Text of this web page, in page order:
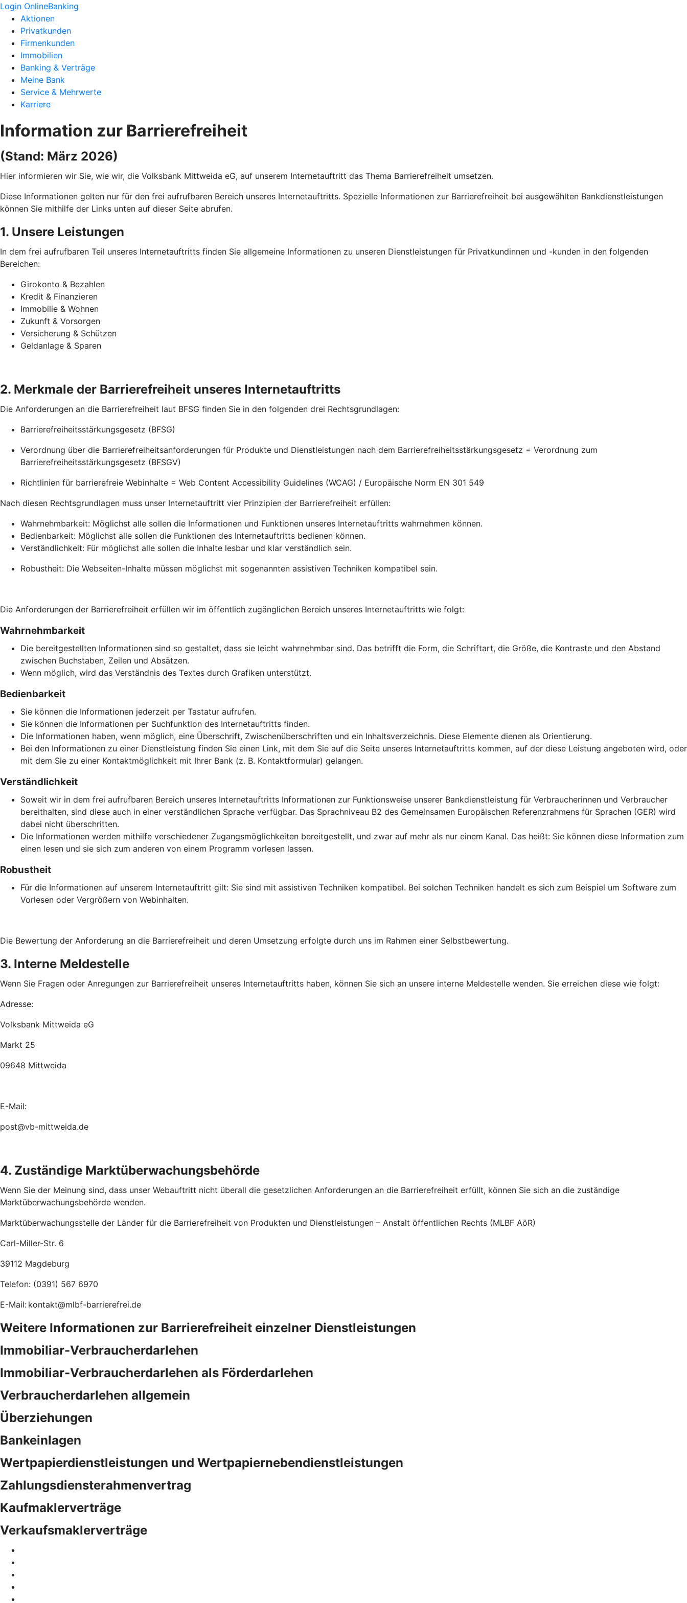
Login OnlineBanking
Aktionen
Privatkunden
Firmenkunden
Immobilien
Banking & Verträge
Meine Bank
Service & Mehrwerte
Karriere
Information zur Barrierefreiheit
(Stand: März 2026)
Hier informieren wir Sie, wie wir, die Volksbank Mittweida eG, auf unserem Internetauftritt das Thema Barrierefreiheit umsetzen.
Diese Informationen gelten nur für den frei aufrufbaren Bereich unseres Internetauftritts. Spezielle Informationen zur Barrierefreiheit bei ausgewählten Bankdienstleistungen
können Sie mithilfe der Links unten auf dieser Seite abrufen.
1. Unsere Leistungen
In dem frei aufrufbaren Teil unseres Internetauftritts finden Sie allgemeine Informationen zu unseren Dienstleistungen für Privatkundinnen und -kunden in den folgenden
Bereichen:
Girokonto & Bezahlen
Kredit & Finanzieren
Immobilie & Wohnen
Zukunft & Vorsorgen
Versicherung & Schützen
Geldanlage & Sparen
2. Merkmale der Barrierefreiheit unseres Internetauftritts
Die Anforderungen an die Barrierefreiheit laut BFSG finden Sie in den folgenden drei Rechtsgrundlagen:
Barrierefreiheitsstärkungsgesetz (BFSG)
Verordnung über die Barrierefreiheitsanforderungen für Produkte und Dienstleistungen nach dem Barrierefreiheitsstärkungsgesetz = Verordnung zum
Barrierefreiheitsstärkungsgesetz (BFSGV)
Richtlinien für barrierefreie Webinhalte = Web Content Accessibility Guidelines (WCAG) / Europäische Norm EN 301 549
Nach diesen Rechtsgrundlagen muss unser Internetauftritt vier Prinzipien der Barrierefreiheit erfüllen:
Wahrnehmbarkeit: Möglichst alle sollen die Informationen und Funktionen unseres Internetauftritts wahrnehmen können.
Bedienbarkeit: Möglichst alle sollen die Funktionen des Internetauftritts bedienen können.
Verständlichkeit: Für möglichst alle sollen die Inhalte lesbar und klar verständlich sein.
Robustheit: Die Webseiten-Inhalte müssen möglichst mit sogenannten assistiven Techniken kompatibel sein.
Die Anforderungen der Barrierefreiheit erfüllen wir im öffentlich zugänglichen Bereich unseres Internetauftritts wie folgt:
Wahrnehmbarkeit
Die bereitgestellten Informationen sind so gestaltet, dass sie leicht wahrnehmbar sind. Das betrifft die Form, die Schriftart, die Größe, die Kontraste und den Abstand
zwischen Buchstaben, Zeilen und Absätzen.
Wenn möglich, wird das Verständnis des Textes durch Grafiken unterstützt.
Bedienbarkeit
Sie können die Informationen jederzeit per Tastatur aufrufen.
Sie können die Informationen per Suchfunktion des Internetauftritts finden.
Die Informationen haben, wenn möglich, eine Überschrift, Zwischenüberschriften und ein Inhaltsverzeichnis. Diese Elemente dienen als Orientierung.
Bei den Informationen zu einer Dienstleistung finden Sie einen Link, mit dem Sie auf die Seite unseres Internetauftritts kommen, auf der diese Leistung angeboten wird, oder
mit dem Sie zu einer Kontaktmöglichkeit mit Ihrer Bank (z. B. Kontaktformular) gelangen.
Verständlichkeit
Soweit wir in dem frei aufrufbaren Bereich unseres Internetauftritts Informationen zur Funktionsweise unserer Bankdienstleistung für Verbraucherinnen und Verbraucher
bereithalten, sind diese auch in einer verständlichen Sprache verfügbar. Das Sprachniveau B2 des Gemeinsamen Europäischen Referenzrahmens für Sprachen (GER) wird
dabei nicht überschritten.
Die Informationen werden mithilfe verschiedener Zugangsmöglichkeiten bereitgestellt, und zwar auf mehr als nur einem Kanal. Das heißt: Sie können diese Information zum
einen lesen und sie sich zum anderen von einem Programm vorlesen lassen.
Robustheit
Für die Informationen auf unserem Internetauftritt gilt: Sie sind mit assistiven Techniken kompatibel. Bei solchen Techniken handelt es sich zum Beispiel um Software zum
Vorlesen oder Vergrößern von Webinhalten.
Die Bewertung der Anforderung an die Barrierefreiheit und deren Umsetzung erfolgte durch uns im Rahmen einer Selbstbewertung.
3. Interne Meldestelle
Wenn Sie Fragen oder Anregungen zur Barrierefreiheit unseres Internetauftritts haben, können Sie sich an unsere interne Meldestelle wenden. Sie erreichen diese wie folgt:
Adresse:
Volksbank Mittweida eG
Markt 25
09648 Mittweida
E-Mail:
post@vb-mittweida.de
4. Zuständige Marktüberwachungsbehörde
Wenn Sie der Meinung sind, dass unser Webauftritt nicht überall die gesetzlichen Anforderungen an die Barrierefreiheit erfüllt, können Sie sich an die zuständige
Marktüberwachungsbehörde wenden.
Marktüberwachungsstelle der Länder für die Barrierefreiheit von Produkten und Dienstleistungen – Anstalt öffentlichen Rechts (MLBF AöR)
Carl-Miller-Str. 6
39112 Magdeburg
Telefon: (0391) 567 6970
E-Mail: kontakt@mlbf-barrierefrei.de
Weitere Informationen zur Barrierefreiheit einzelner Dienstleistungen
Immobiliar-Verbraucherdarlehen
Immobiliar-Verbraucherdarlehen als Förderdarlehen
Verbraucherdarlehen allgemein
Überziehungen
Bankeinlagen
Wertpapierdienstleistungen und Wertpapiernebendienstleistungen
Zahlungsdiensterahmenvertrag
Kaufmaklerverträge
Verkaufsmaklerverträge